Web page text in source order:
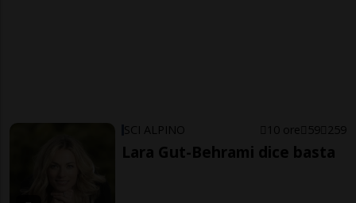
SCI ALPINO 10 ore 59 259
Lara Gut-Behrami dice basta